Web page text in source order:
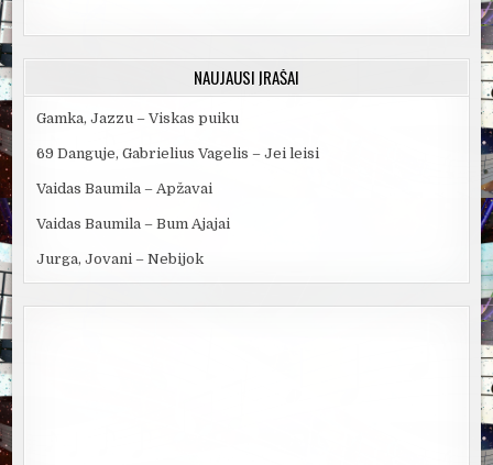
NAUJAUSI ĮRAŠAI
Gamka, Jazzu – Viskas puiku
69 Danguje, Gabrielius Vagelis – Jei leisi
Vaidas Baumila – Apžavai
Vaidas Baumila – Bum Ajajai
Jurga, Jovani – Nebijok